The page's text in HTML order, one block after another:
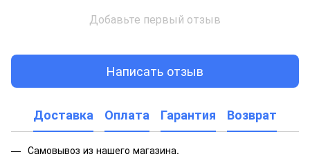
Добавьте первый отзыв
Написать отзыв
Доставка Оплата Гарантия Возврат
Самовывоз из нашего магазина.